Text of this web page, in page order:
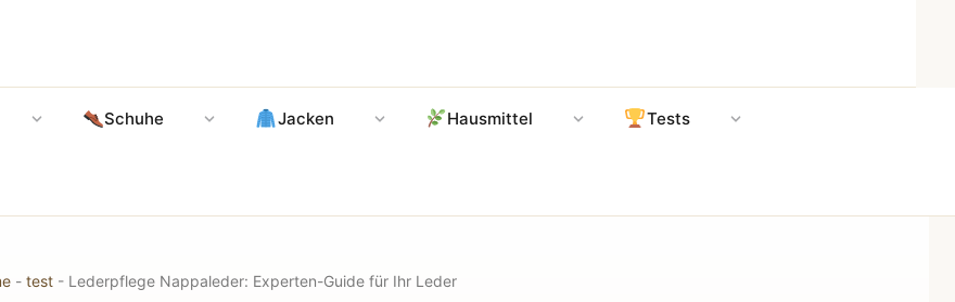
Schuhe Jacken Hausmittel Tests
- test- Lederpflege Nappaleder: Experten-Guide für Ihr Leder